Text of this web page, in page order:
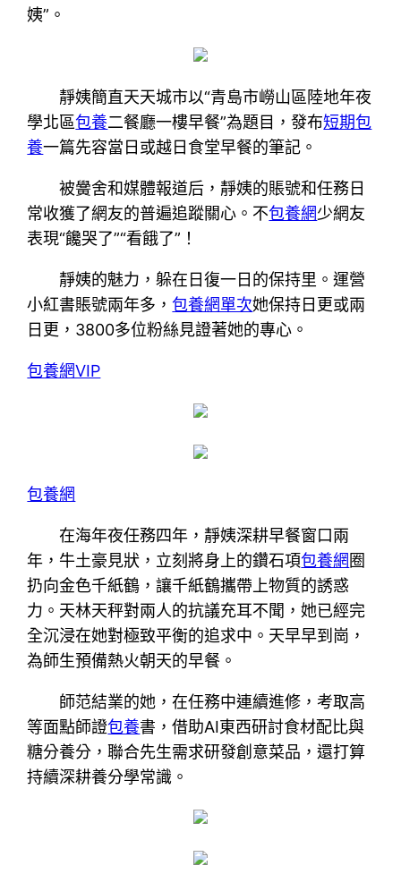
姨”。
靜姨簡直天天城市以“青島市嶗山區陸地年夜
學北區包養二餐廳一樓早餐”為題目，發布短期包
養一篇先容當日或越日食堂早餐的筆記。
被黌舍和媒體報道后，靜姨的賬號和任務日
常收獲了網友的普遍追蹤關心。不包養網少網友
表現“饞哭了”“看餓了”！
靜姨的魅力，躲在日復一日的保持里。運營
小紅書賬號兩年多，包養網單次她保持日更或兩
日更，3800多位粉絲見證著她的專心。
包養網VIP
包養網
在海年夜任務四年，靜姨深耕早餐窗口兩
年，牛土豪見狀，立刻將身上的鑽石項包養網圈
扔向金色千紙鶴，讓千紙鶴攜帶上物質的誘惑
力。天林天秤對兩人的抗議充耳不聞，她已經完
全沉浸在她對極致平衡的追求中。天早早到崗，
為師生預備熱火朝天的早餐。
師范結業的她，在任務中連續進修，考取高
等面點師證包養書，借助AI東西研討食材配比與
糖分養分，聯合先生需求研發創意菜品，還打算
持續深耕養分學常識。